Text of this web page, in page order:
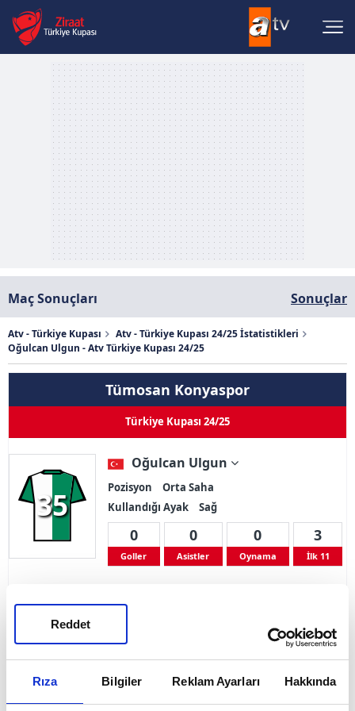
Rıza Bilgiler Reklam Ayarları Hakkında
Reddet
Maç Sonuçları Sonuçlar
Atv - Türkiye Kupası
Atv - Türkiye Kupası 24/25 İstatistikleri
Oğulcan Ulgun - Atv Türkiye Kupası 24/25
Tümosan Konyaspor
Türkiye Kupası 24/25
35
Oğulcan Ulgun
Pozisyon
Orta Saha
Kullandığı Ayak
Sağ
0
Goller
0
Asistler
0
Oynama
3
İlk 11
Ülke Türkiye